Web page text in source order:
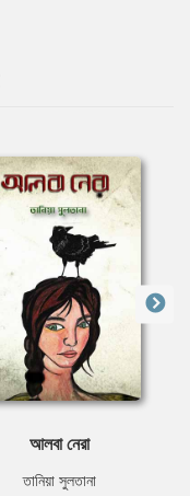
আলবা নেরা
তানিয়া সুলতানা